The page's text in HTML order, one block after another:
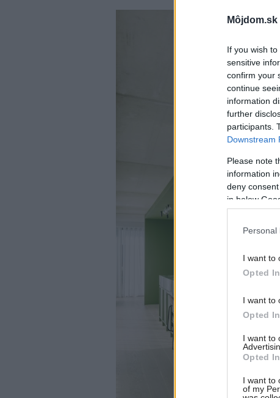
Môjdom.sk
If you wish
sensitive
confirm your
continue
information
further
participants.
Downstream
Please note
information
deny
in below
Personal
I want to
Opted In
I want to
Opted In
I want to
Opted In
I want to
of my